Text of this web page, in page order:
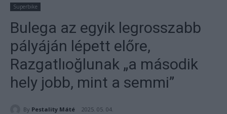
Superbike
Bulega az egyik legrosszabb
pályáján lépett előre,
Razgatlıoğlunak „a második
hely jobb, mint a semmi”
By Pestality Máté 2025. 05. 04.